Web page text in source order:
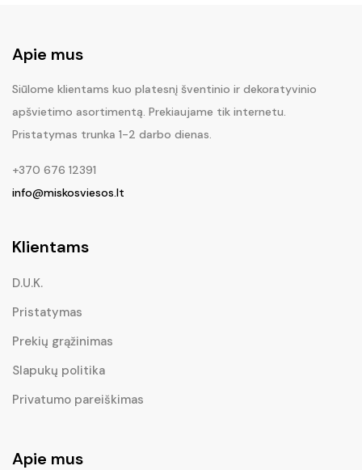
Apie mus
Siūlome klientams kuo platesnį šventinio ir dekoratyvinio
apšvietimo asortimentą. Prekiaujame tik internetu.
Pristatymas trunka 1-2 darbo dienas.
+370 676 12391
info@miskosviesos.lt
Klientams
D.U.K.
Pristatymas
Prekių grąžinimas
Slapukų politika
Privatumo pareiškimas
Apie mus